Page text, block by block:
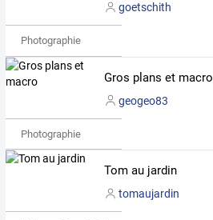
goetschith
Photographie
Gros plans et macro
geogeo83
Photographie
Tom au jardin
tomaujardin